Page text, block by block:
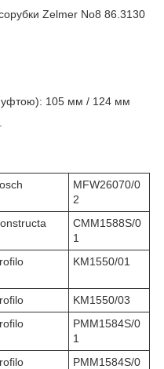
Zelmer No8 86.3130
105 мм / 124 мм
MFW26070/0
2
CMM1588S/0
1
KM1550/01
KM1550/03
PMM1584S/0
1
PMM1584S/0